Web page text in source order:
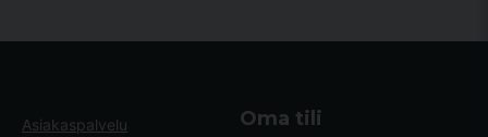
Asiakaspalvelu
Oma tili